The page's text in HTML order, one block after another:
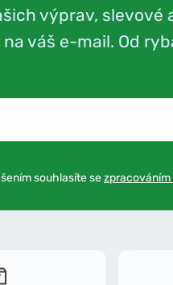
výprav, slevové
váš e-mail. Od
souhlasíte se